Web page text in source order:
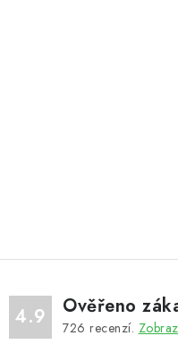
4.9 Ověřeno
726 recenzí.